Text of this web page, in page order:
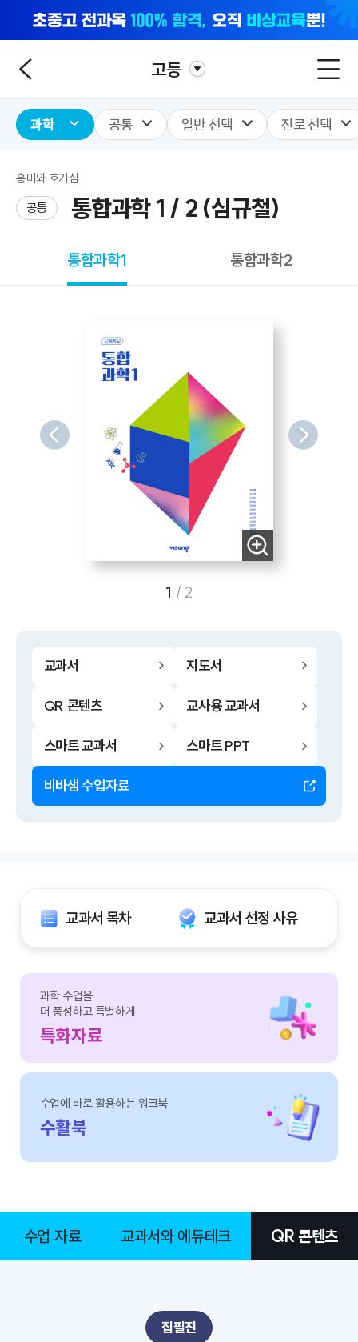
고등
과학 공통 일반 선택 진로 선택
흥미와 호기심
공통
통합과학 1 / 2 (심규철)
통합과학1 통합과학2
교과서 지도서
QR 콘텐츠 교사용 교과서
스마트 교과서 스마트 PPT
비바샘 수업자료
1 / 2
교과서 목차 교과서 선정 사유
과학 수업을
더 풍성하고 특별하게
특화자료
수업에 바로 활용하는 워크북
수활북
수업 자료 교과서와 에듀테크 QR 콘텐츠
집필진